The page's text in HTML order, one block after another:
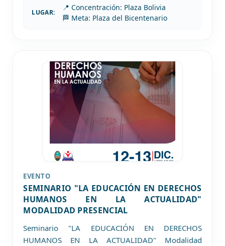
LUGAR:
📍 Concentración: Plaza Bolivia
🏁 Meta: Plaza del Bicentenario
EVENTO
SEMINARIO "LA EDUCACIÓN EN DERECHOS
HUMANOS EN LA ACTUALIDAD"
MODALIDAD PRESENCIAL
Seminario "LA EDUCACIÓN EN DERECHOS
HUMANOS EN LA ACTUALIDAD" Modalidad